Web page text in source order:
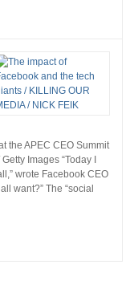
the APEC CEO Summit
Images “Today I
wrote Facebook CEO
want?” The “social